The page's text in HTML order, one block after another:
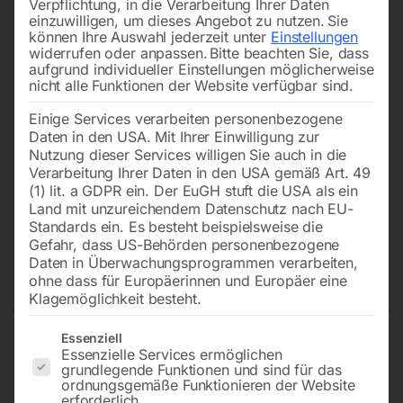
Diamantscheibe 400 mm
PREMIUM LINE – ASPHALT (Bohrung: 25,4 mm)
(speziell für Fugenschneider)
Verpflichtung, in die Verarbeitung Ihrer Daten
einzuwilligen, um dieses Angebot zu nutzen. Sie
können Ihre Auswahl jederzeit unter Einstellungen
widerrufen oder anpassen. Bitte beachten Sie, dass
aufgrund individueller Einstellungen möglicherweise
nicht alle Funktionen der Website verfügbar sind.
Einige Services verarbeiten personenbezogene
Daten in den USA. Mit Ihrer Einwilligung zur
Nutzung dieser Services willigen Sie auch in die
Verarbeitung Ihrer Daten in den USA gemäß Art. 49
(1) lit. a GDPR ein. Der EuGH stuft die USA als ein
Land mit unzureichendem Datenschutz nach EU-
Standards ein. Es besteht beispielsweise die
Gefahr, dass US-Behörden personenbezogene
Daten in Überwachungsprogrammen verarbeiten,
ohne dass für Europäerinnen und Europäer eine
Klagemöglichkeit besteht.
Es folgt eine Liste der Service-Gruppen, für die eine
Essenziell
Essenzielle Services ermöglichen
grundlegende Funktionen und sind für das
ordnungsgemäße Funktionieren der Website